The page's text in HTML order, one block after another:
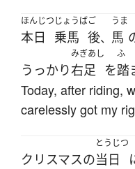
ほんじつ
本日
じょうば
乗馬
ご
後、
うま
馬
うっかり
みぎあし
右足 を
ふ
踏
Today, after riding,
carelessly got my
クリスマスの
とうじつ
当日